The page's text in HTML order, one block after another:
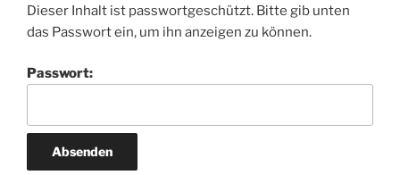
Dieser Inhalt ist passwortgeschützt. Bitte gib unten
das Passwort ein, um ihn anzeigen zu können.
Passwort: